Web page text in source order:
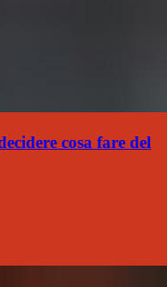
cosa fare del